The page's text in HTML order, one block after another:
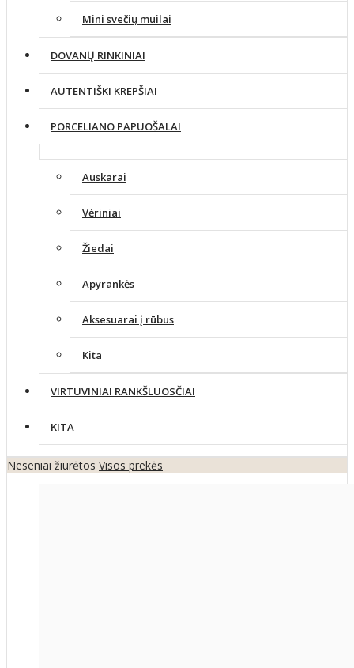
Mini svečių muilai
DOVANŲ RINKINIAI
AUTENTIŠKI KREPŠIAI
PORCELIANO PAPUOŠALAI
Auskarai
Vėriniai
Žiedai
Apyrankės
Aksesuarai į rūbus
Kita
VIRTUVINIAI RANKŠLUOSČIAI
KITA
Neseniai žiūrėtos Visos prekės